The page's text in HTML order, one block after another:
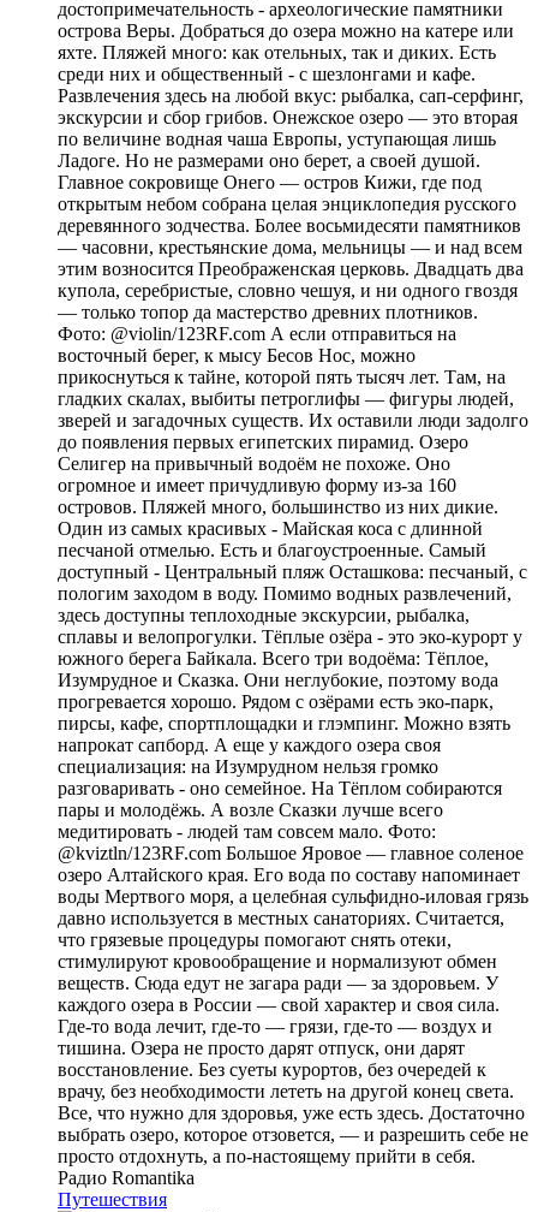
достопримечательность - археологические памятники
острова Веры. Добраться до озера можно на катере или
яхте. Пляжей много: как отельных, так и диких. Есть
среди них и общественный - с шезлонгами и кафе.
Развлечения здесь на любой вкус: рыбалка, сап-серфинг,
экскурсии и сбор грибов. Онежское озеро — это вторая
по величине водная чаша Европы, уступающая лишь
Ладоге. Но не размерами оно берет, а своей душой.
Главное сокровище Онего — остров Кижи, где под
открытым небом собрана целая энциклопедия русского
деревянного зодчества. Более восьмидесяти памятников
— часовни, крестьянские дома, мельницы — и над всем
этим возносится Преображенская церковь. Двадцать два
купола, серебристые, словно чешуя, и ни одного гвоздя
— только топор да мастерство древних плотников.
Фото: @violin/123RF.com А если отправиться на
восточный берег, к мысу Бесов Нос, можно
прикоснуться к тайне, которой пять тысяч лет. Там, на
гладких скалах, выбиты петроглифы — фигуры людей,
зверей и загадочных существ. Их оставили люди задолго
до появления первых египетских пирамид. Озеро
Селигер на привычный водоём не похоже. Оно
огромное и имеет причудливую форму из-за 160
островов. Пляжей много, большинство из них дикие.
Один из самых красивых - Майская коса с длинной
песчаной отмелью. Есть и благоустроенные. Самый
доступный - Центральный пляж Осташкова: песчаный, с
пологим заходом в воду. Помимо водных развлечений,
здесь доступны теплоходные экскурсии, рыбалка,
сплавы и велопрогулки. Тёплые озёра - это эко-курорт у
южного берега Байкала. Всего три водоёма: Тёплое,
Изумрудное и Сказка. Они неглубокие, поэтому вода
прогревается хорошо. Рядом с озёрами есть эко-парк,
пирсы, кафе, спортплощадки и глэмпинг. Можно взять
напрокат сапборд. А еще у каждого озера своя
специализация: на Изумрудном нельзя громко
разговаривать - оно семейное. На Тёплом собираются
пары и молодёжь. А возле Сказки лучше всего
медитировать - людей там совсем мало. Фото:
@kviztln/123RF.com Большое Яровое — главное соленое
озеро Алтайского края. Его вода по составу напоминает
воды Мертвого моря, а целебная сульфидно-иловая грязь
давно используется в местных санаториях. Считается,
что грязевые процедуры помогают снять отеки,
стимулируют кровообращение и нормализуют обмен
веществ. Сюда едут не загара ради — за здоровьем. У
каждого озера в России — свой характер и своя сила.
Где-то вода лечит, где-то — грязи, где-то — воздух и
тишина. Озера не просто дарят отпуск, они дарят
восстановление. Без суеты курортов, без очередей к
врачу, без необходимости лететь на другой конец света.
Все, что нужно для здоровья, уже есть здесь. Достаточно
выбрать озеро, которое отзовется, — и разрешить себе не
просто отдохнуть, а по-настоящему прийти в себя.
Радио Romantika
Путешествия